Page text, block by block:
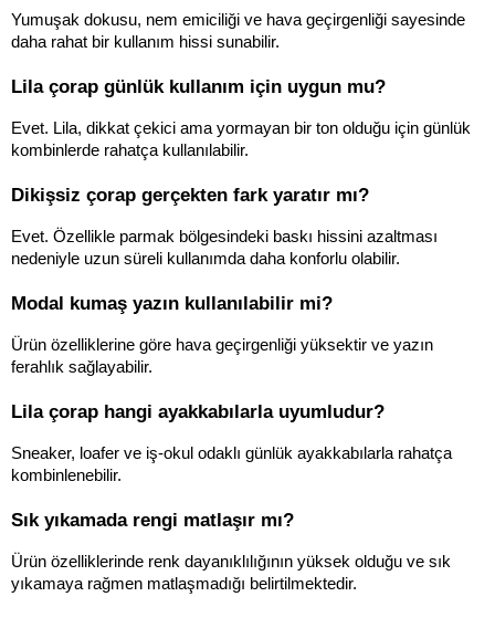
Yumuşak dokusu, nem emiciliği ve hava geçirgenliği sayesinde
daha rahat bir kullanım hissi sunabilir.
Lila çorap günlük kullanım için uygun mu?
Evet. Lila, dikkat çekici ama yormayan bir ton olduğu için günlük
kombinlerde rahatça kullanılabilir.
Dikişsiz çorap gerçekten fark yaratır mı?
Evet. Özellikle parmak bölgesindeki baskı hissini azaltması
nedeniyle uzun süreli kullanımda daha konforlu olabilir.
Modal kumaş yazın kullanılabilir mi?
Ürün özelliklerine göre hava geçirgenliği yüksektir ve yazın
ferahlık sağlayabilir.
Lila çorap hangi ayakkabılarla uyumludur?
Sneaker, loafer ve iş-okul odaklı günlük ayakkabılarla rahatça
kombinlenebilir.
Sık yıkamada rengi matlaşır mı?
Ürün özelliklerinde renk dayanıklılığının yüksek olduğu ve sık
yıkamaya rağmen matlaşmadığı belirtilmektedir.